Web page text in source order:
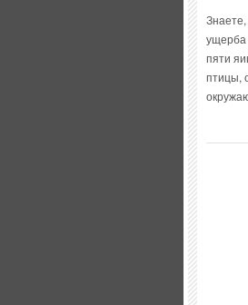
ущерба
пяти
птицы,